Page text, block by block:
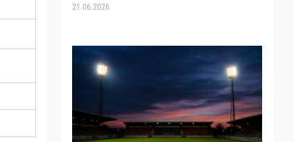
21.06.2026